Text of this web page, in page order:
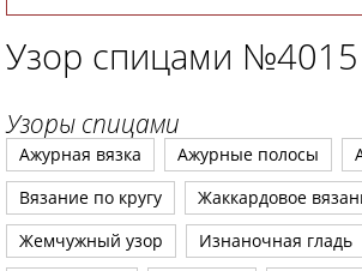
Узор спицами №4015
Узоры спицами
Ажурная вязка Ажурные полосы
Вязание по кругу
Жаккардовое
Жемчужный узор
Изнаночная гладь